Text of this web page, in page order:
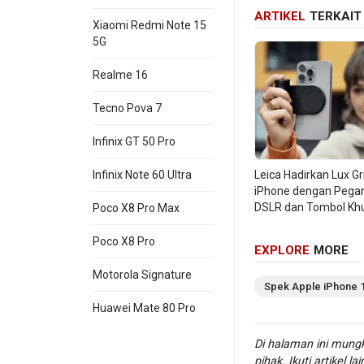
Xiaomi Redmi Note 15
5G
Realme 16
Tecno Pova 7
Infinix GT 50 Pro
Infinix Note 60 Ultra
Poco X8 Pro Max
Poco X8 Pro
Motorola Signature
Huawei Mate 80 Pro
Disitus hpini,
ARTIKEL TERKAIT
Leica Hadirkan Lux
iPhone dengan
DSLR dan Tombol
EXPLORE MORE
Spek Apple iPhone
Di halaman ini